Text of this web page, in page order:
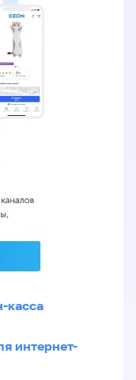
касса
интернет-